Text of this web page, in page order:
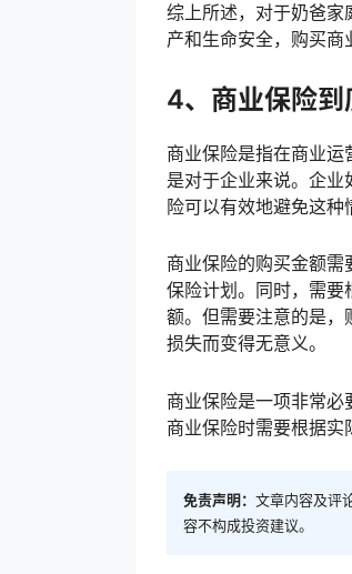
综上所述，对于奶爸家
产和生命安全，购买商
4、商业保险
商业保险是指在商业
是对于企业来说。企
险可以有效地避免这种
商业保险的购买金额
保险计划。同时，需要
额。但需要注意的是，
损失而变得无意义。
商业保险是一项非常
商业保险时需要根据实
免责声明： 文章内容及评
容不构成投资建议。